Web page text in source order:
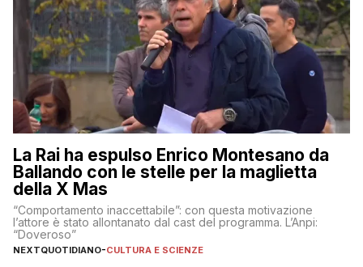
La Rai ha espulso Enrico Montesano da
Ballando con le stelle per la maglietta
della X Mas
“Comportamento inaccettabile”: con questa motivazione
l’attore è stato allontanato dal cast del programma. L’Anpi:
“Doveroso”
NEXTQUOTIDIANO-CULTURA E SCIENZE